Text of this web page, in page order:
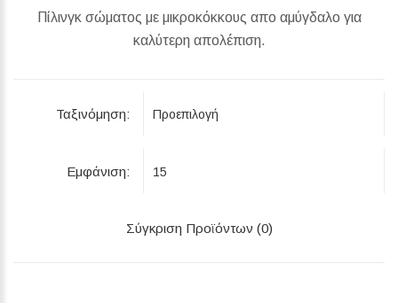
Πίλινγκ σώματος με μικροκόκκους απο αμύγδαλο για
καλύτερη απολέπιση.
Ταξινόμηση:
Εμφάνιση:
Σύγκριση Προϊόντων (0)